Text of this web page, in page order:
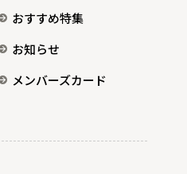
おすすめ特集
お知らせ
メンバーズカード